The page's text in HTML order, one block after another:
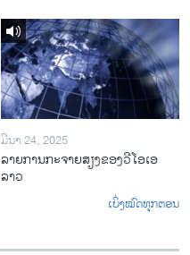
ມີນາ 24, 2025
ລາຍການກະຈາຍສຽງຂອງວີໂອເອ
ລາວ
ເບິ່ງໝົດທຸກຕອນ